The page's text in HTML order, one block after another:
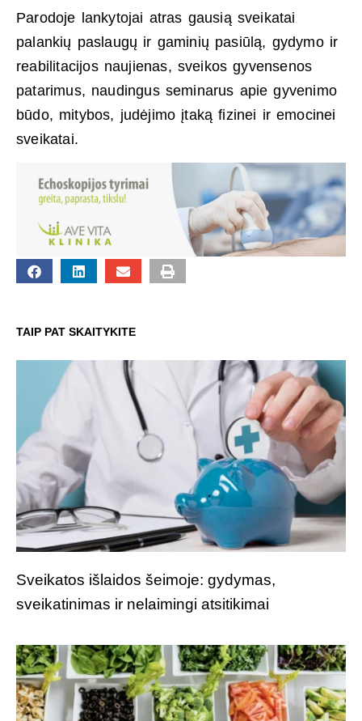
Parodoje lankytojai atras gausią sveikatai
palankių paslaugų ir gaminių pasiūlą, gydymo ir
reabilitacijos naujienas, sveikos gyvensenos
patarimus, naudingus seminarus apie gyvenimo
būdo, mitybos, judėjimo įtaką fizinei ir emocinei
sveikatai.
TAIP PAT SKAITYKITE
Sveikatos išlaidos šeimoje: gydymas,
sveikatinimas ir nelaimingi atsitikimai